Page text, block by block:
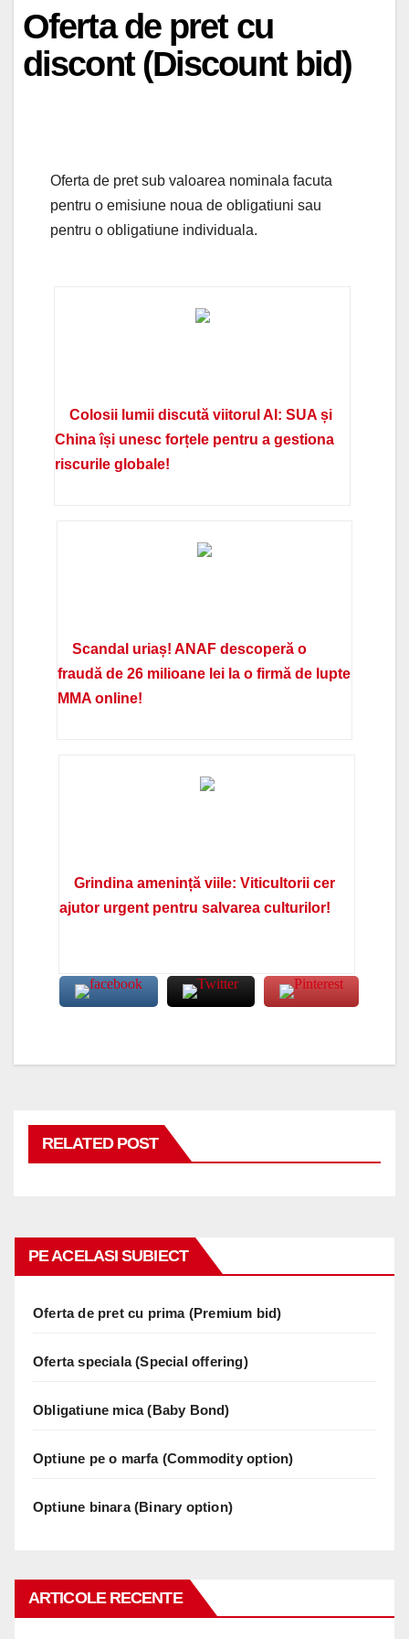
Oferta de pret cu
discont (Discount bid)
Oferta de pret sub valoarea nominala facuta
pentru o emisiune noua de obligatiuni sau
pentru o obligatiune individuala.
Colosii lumii discută viitorul AI: SUA și
China își unesc forțele pentru a gestiona
riscurile globale!
Scandal uriaș! ANAF descoperă o
fraudă de 26 milioane lei la o firmă de lupte
MMA online!
Grindina amenință viile: Viticultorii cer
ajutor urgent pentru salvarea culturilor!
RELATED POST
PE ACELASI SUBIECT
Oferta de pret cu prima (Premium bid)
Oferta speciala (Special offering)
Obligatiune mica (Baby Bond)
Optiune pe o marfa (Commodity option)
Optiune binara (Binary option)
ARTICOLE RECENTE